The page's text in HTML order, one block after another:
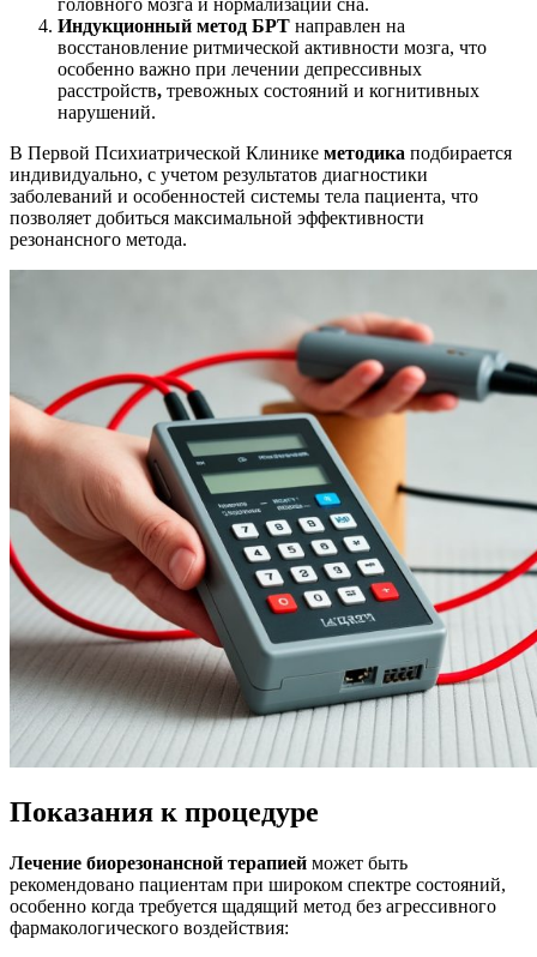
головного мозга и нормализации сна.
Индукционный метод БРТ направлен на
восстановление ритмической активности мозга, что
особенно важно при лечении депрессивных
расстройств, тревожных состояний и когнитивных
нарушений.
В Первой Психиатрической Клинике методика подбирается
индивидуально, с учетом результатов диагностики
заболеваний и особенностей системы тела пациента, что
позволяет добиться максимальной эффективности
резонансного метода.
Показания к процедуре
Лечение биорезонансной терапией может быть
рекомендовано пациентам при широком спектре состояний,
особенно когда требуется щадящий метод без агрессивного
фармакологического воздействия: